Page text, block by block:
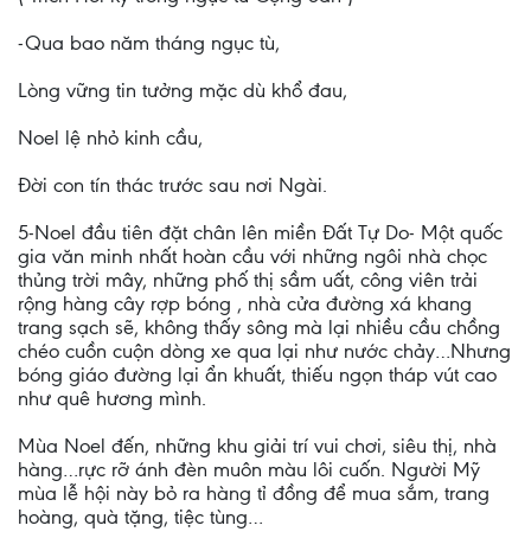
-Qua bao năm tháng ngục tù,
Lòng vững tin tưởng mặc dù khổ đau,
Noel lệ nhỏ kinh cầu,
Đời con tín thác trước sau nơi Ngài.
5-Noel đầu tiên đặt chân lên miền Đất Tự Do- Một quốc
gia văn minh nhất hoàn cầu với những ngôi nhà chọc
thủng trời mây, những phố thị sầm uất, công viên trải
rộng hàng cây rợp bóng , nhà cửa đường xá khang
trang sạch sẽ, không thấy sông mà lại nhiều cầu chồng
chéo cuồn cuộn dòng xe qua lại như nước chảy…Nhưng
bóng giáo đường lại ẩn khuất, thiếu ngọn tháp vút cao
như quê hương mình.
Mùa Noel đến, những khu giải trí vui chơi, siêu thị, nhà
hàng…rực rỡ ánh đèn muôn màu lôi cuốn. Người Mỹ
mùa lễ hội này bỏ ra hàng tỉ đồng để mua sắm, trang
hoàng, quà tặng, tiệc tùng…